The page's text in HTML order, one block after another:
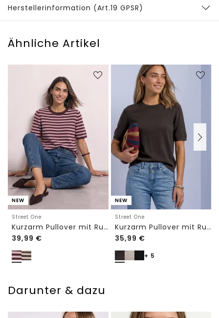
Herstellerinformation (Art.19 GPSR)
Ähnliche Artikel
NEW
Street One
Kurzarm Pullover mit Rundhals und Streifen
39,99 €
NEW
Street One
Kurzarm Pullover mit Rundhals in Unifarbe
35,99 €
+ 5
Darunter & dazu